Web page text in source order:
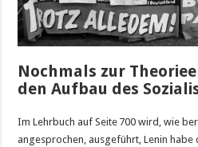
Nochmals zur
den Aufbau des
Im Lehrbuch auf Seite 700 wird, wie
angesprochen, ausgeführt, Lenin